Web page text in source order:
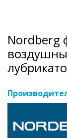
Nordberg